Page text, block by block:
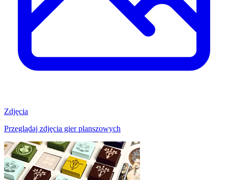
Zdjęcia
Przeglądaj zdjęcia gier planszowych